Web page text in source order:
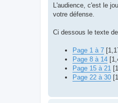
s
s
e
L'audience, c'est le
votre défense.
Ci dessous le texte
Page 1 à 7
Page 8 à 14
Page 15 à 21
Page 22 à 30